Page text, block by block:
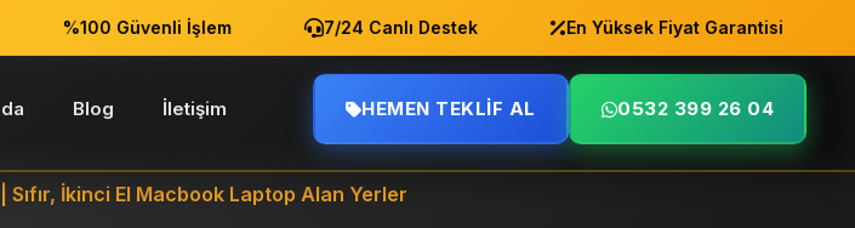
%100 Güvenli İşlem 7/24 Canlı Destek En Yüksek Fiyat Garantisi
Blog İletişim HEMEN TEKLIF AL 0532 399 26 04
İkinci El Macbook Laptop Alan Yerler